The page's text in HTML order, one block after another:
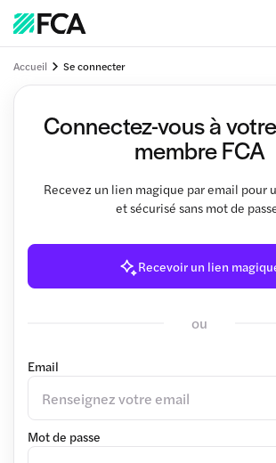
Accueil Se connecter
Connectez-vous à
membre FCA
Recevez un lien magique par email pour
et sécurisé sans mot de
Recevoir un lien
ou
Email
Mot de passe